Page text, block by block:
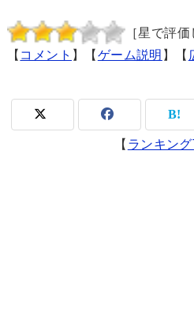
［星で評価
【 コメント 】【 ゲーム説明 】【
【 ランキン